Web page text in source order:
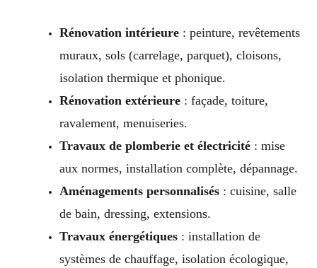
Rénovation intérieure: peinture, revêtements
muraux, sols (carrelage, parquet), cloisons,
isolation thermique et phonique.
Rénovation extérieure: façade, toiture,
ravalement, menuiseries.
Travaux de plomberie et électricité: mise
aux normes, installation complète, dépannage.
Aménagements personnalisés: cuisine, salle
de bain, dressing, extensions.
Travaux énergétiques: installation de
systèmes de chauffage, isolation écologique,